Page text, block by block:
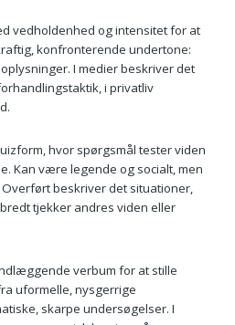
vedholdenhed og intensitet for at
konfronterende undertone:
I medier beskriver det
i privatliv
hvor spørgsmål tester viden
Kan være legende og socialt, men
beskriver det situationer,
tjekker andres viden eller
verbum for at stille
uformelle, nysgerrige
skarpe undersøgelser. I